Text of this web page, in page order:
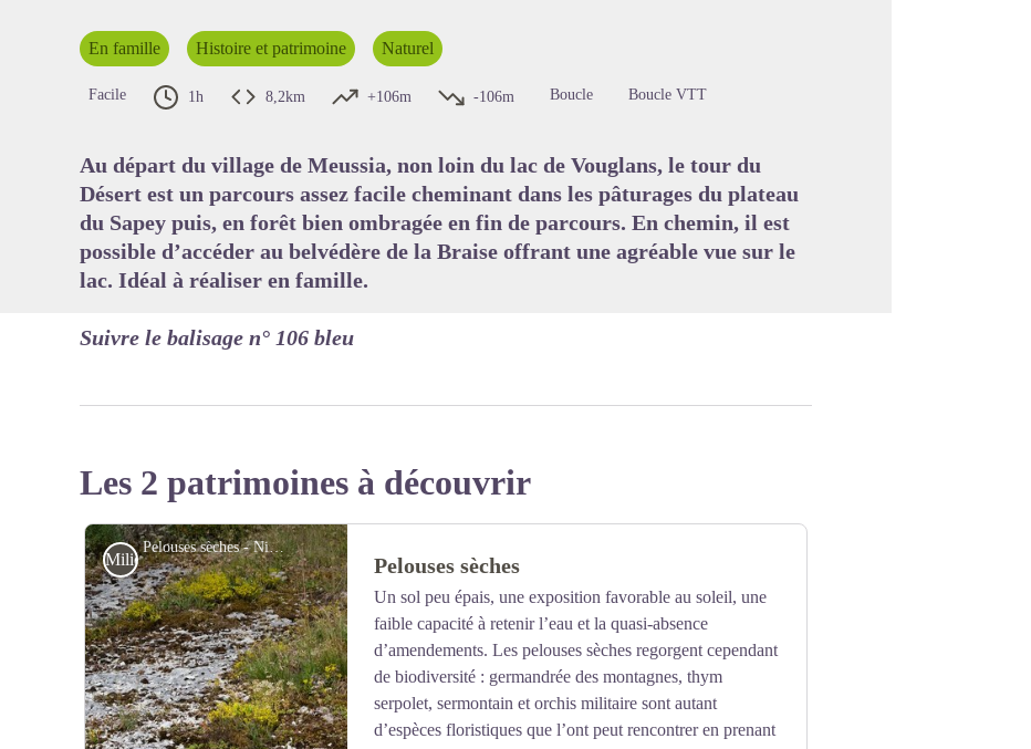
En famille Histoire et patrimoine Naturel
Facile 1h 8,2km +106m -106m Boucle Boucle VTT
Au départ du village de Meussia, non loin du lac de Vouglans, le tour du
Désert est un parcours assez facile cheminant dans les pâturages du plateau
du Sapey puis, en forêt bien ombragée en fin de parcours. En chemin, il est
possible d’accéder au belvédère de la Braise offrant une agréable vue sur le
lac. Idéal à réaliser en famille.
Suivre le balisage n° 106 bleu
Les 2 patrimoines à découvrir
Pelouses sèches - Nina Verjus - PNRHJ
Milieux naturels Pelouses sèches
Un sol peu épais, une exposition favorable au soleil, une
faible capacité à retenir l’eau et la quasi-absence
d’amendements. Les pelouses sèches regorgent cependant
de biodiversité : germandrée des montagnes, thym
serpolet, sermontain et orchis militaire sont autant
d’espèces floristiques que l’ont peut rencontrer en prenant